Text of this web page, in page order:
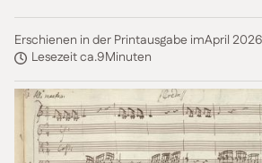
Erschienen in der Printausgabe imApril 2026
Lesezeit ca.9Minuten